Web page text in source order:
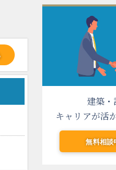
建築・
キャリアが活
無料相談